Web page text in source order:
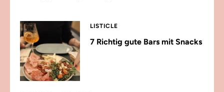
LISTICLE
7 Richtig gute Bars mit Snacks